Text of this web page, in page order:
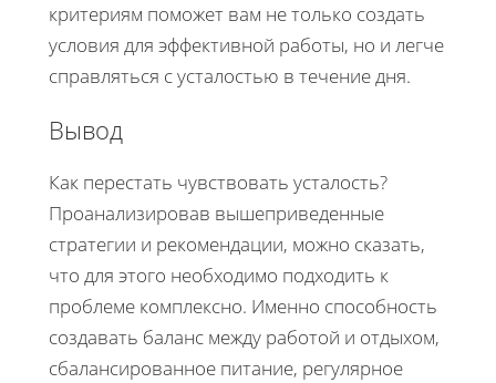
критериям поможет вам не только создать
условия для эффективной работы, но и легче
справляться с усталостью в течение дня.
Вывод
Как перестать чувствовать усталость?
Проанализировав вышеприведенные
стратегии и рекомендации, можно сказать,
что для этого необходимо подходить к
проблеме комплексно. Именно способность
создавать баланс между работой и отдыхом,
сбалансированное питание, регулярное